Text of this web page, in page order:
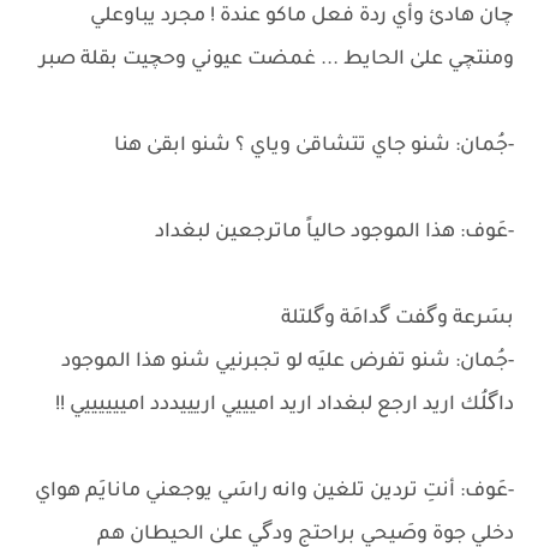
چان هادئ وأي ردة فعل ماكو عندة ! مجرد يباوعلي
ومنتچي علىٰ الحايط ... غمضت عيوني وحچيت بقلة صبر
-جُمان: شنو جاي تتشاقىٰ وياي ؟ شنو ابقىٰ هنا
-عَوف: هذا الموجود حالياً ماترجعين لبغداد
بسَرعة وگفت گدامَة وگلتلة
-جُمان: شنو تفرض عليَه لو تجبرنيي شنو هذا الموجود
داگلُك اريد ارجع لبغداد اريد اميييي اريييددد امييييييي !!
-عَوف: أنتِ تردين تلغين وانه راسَي يوجعني مانايَم هواي
دخلي جوة وصَيحي براحتج ودگي علىٰ الحيطان هم